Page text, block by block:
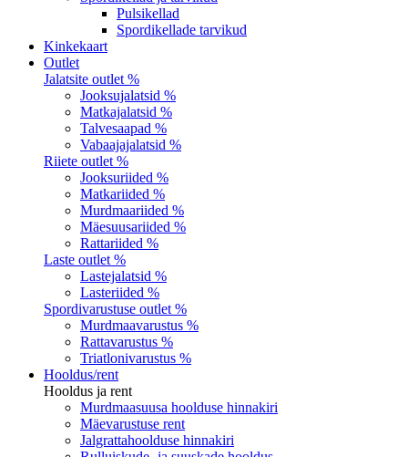
Pulsikellad
Spordikellade tarvikud
Kinkekaart
Outlet
Jalatsite outlet %
Jooksujalatsid %
Matkajalatsid %
Talvesaapad %
Vabaajajalatsid %
Riiete outlet %
Jooksuriided %
Matkariided %
Murdmaariided %
Mäesuusariided %
Rattariided %
Laste outlet %
Lastejalatsid %
Lasteriided %
Spordivarustuse outlet %
Murdmaavarustus %
Rattavarustus %
Triatlonivarustus %
Hooldus/rent
Hooldus ja rent
Murdmaasuusa hoolduse hinnakiri
Mäevarustuse rent
Jalgrattahoolduse hinnakiri